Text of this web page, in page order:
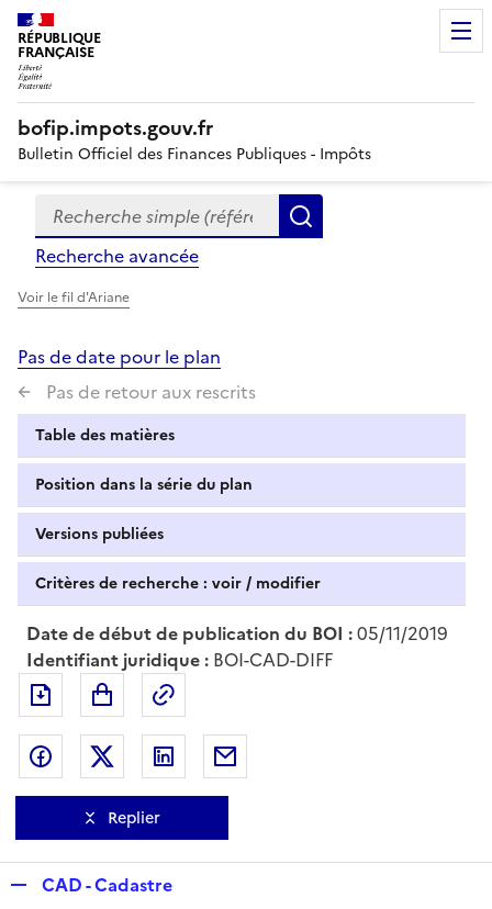
RÉPUBLIQUE
FRANÇAISE
bofip.impots.gouv.fr
Bulletin Officiel des Finances Publiques - Impôts
Formulaire
de
recherche
Recherche simple (références, mots clés, partie du
Recherche avancée
Voir le fil d'Ariane
Pas de date pour le plan
Pas de retour aux rescrits
Table des matières
Position dans la série du plan
Versions publiées
Critères de recherche : voir / modifier
Date de début de publication du BOI :05/11/2019
Identifiant juridique : BOI-CAD-DIFF
Exporter le document au format pdf
Partager sur Facebook
Partager sur Twitter
Partager sur LinkedIn
Replier
CAD - Cadastre